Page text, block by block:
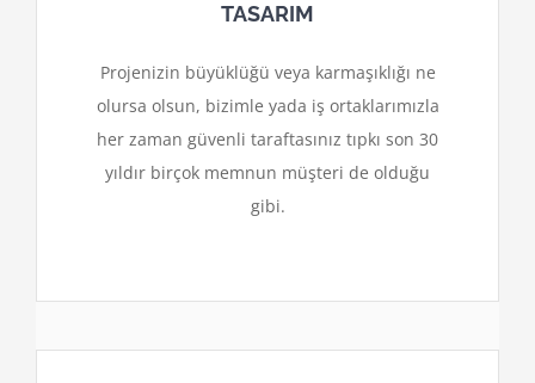
TASARIM
Projenizin büyüklüğü veya karmaşıklığı ne
olursa olsun, bizimle yada iş ortaklarımızla
her zaman güvenli taraftasınız tıpkı son 30
yıldır birçok memnun müşteri de olduğu
gibi.